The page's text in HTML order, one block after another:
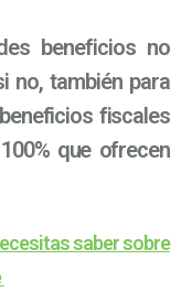
beneficios no
no, también para
fiscales
que ofrecen
saber sobre